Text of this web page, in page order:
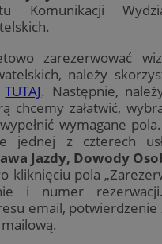
Komunikacji
zarezerwować
należy
TUTAJ. Następnie,
chcemy załatwić,
wymagane
jednej z czterech
Jazdy, Dowody
kliknięciu pola
i numer
email, potwierdzenie